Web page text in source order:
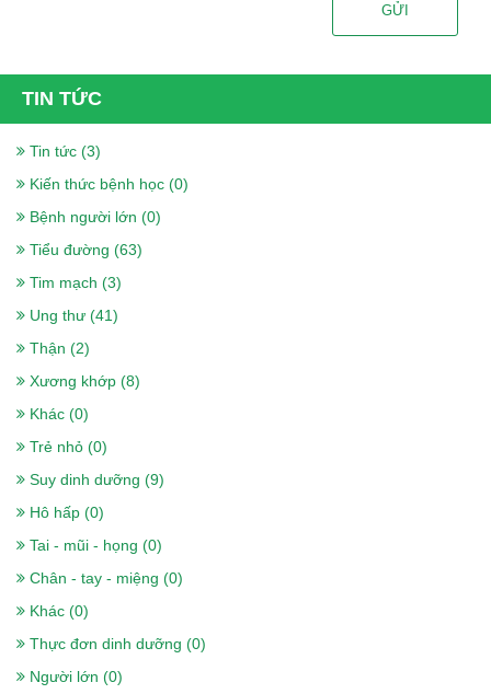
GỬI
TIN TỨC
Tin tức (3)
Kiến thức bệnh học (0)
Bệnh người lớn (0)
Tiểu đường (63)
Tim mạch (3)
Ung thư (41)
Thận (2)
Xương khớp (8)
Khác (0)
Trẻ nhỏ (0)
Suy dinh dưỡng (9)
Hô hấp (0)
Tai - mũi - họng (0)
Chân - tay - miệng (0)
Khác (0)
Thực đơn dinh dưỡng (0)
Người lớn (0)